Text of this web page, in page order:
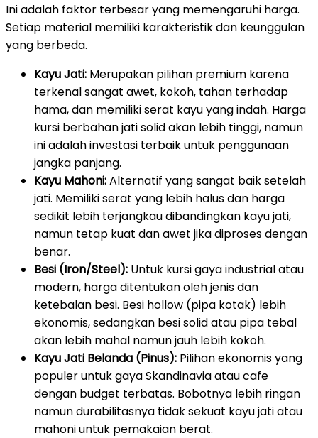
Ini adalah faktor terbesar yang memengaruhi harga.
Setiap material memiliki karakteristik dan keunggulan
yang berbeda.
Kayu Jati: Merupakan pilihan premium karena
terkenal sangat awet, kokoh, tahan terhadap
hama, dan memiliki serat kayu yang indah. Harga
kursi berbahan jati solid akan lebih tinggi, namun
ini adalah investasi terbaik untuk penggunaan
jangka panjang.
Kayu Mahoni:Alternatif yang sangat baik setelah
jati. Memiliki serat yang lebih halus dan harga
sedikit lebih terjangkau dibandingkan kayu jati,
namun tetap kuat dan awet jika diproses dengan
benar.
Besi (Iron/Steel): Untuk kursi gaya industrial atau
modern, harga ditentukan oleh jenis dan
ketebalan besi. Besi hollow (pipa kotak) lebih
ekonomis, sedangkan besi solid atau pipa tebal
akan lebih mahal namun jauh lebih kokoh.
Kayu Jati Belanda (Pinus): Pilihan ekonomis yang
populer untuk gaya Skandinavia atau cafe
dengan budget terbatas. Bobotnya lebih ringan
namun durabilitasnya tidak sekuat kayu jati atau
mahoni untuk pemakaian berat.